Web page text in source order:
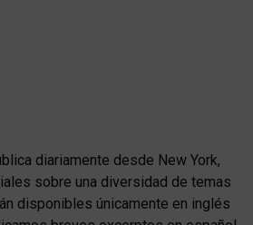
diariamente desde New York,
sobre una diversidad de temas
disponibles únicamente en inglés